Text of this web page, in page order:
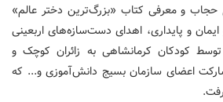
حجاب و معرفی کتاب «بزرگ‌ترین دختر عالم»
ایمان و پایداری، اهدای دست‌سازه‌های اربعینی
کودکان کرمانشاهی به زائران کوچک و
اعضای سازمان بسیج دانش‌آموزی و... که